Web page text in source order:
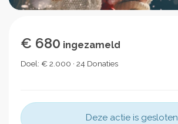
€ 680 ingezameld
Doel: € 2.000 · 24 Donaties
Deze actie is gesloten